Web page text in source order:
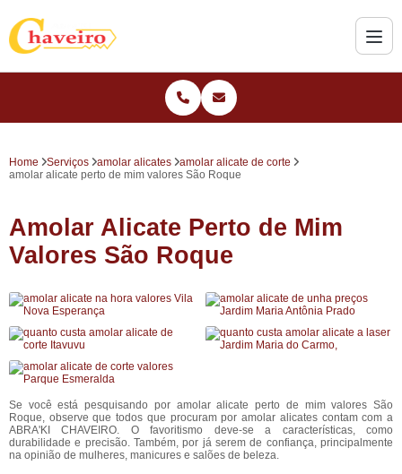
Home Serviços amolar alicates
amolar alicate de corte
amolar alicate perto de mim valores São Roque
Amolar Alicate Perto de Mim
Valores São Roque
Se você está pesquisando por amolar alicate perto de mim valores São
Roque, observe que todos que procuram por amolar alicates contam com a
ABRA'KI CHAVEIRO. O favoritismo deve-se a características, como
durabilidade e precisão. Também, por já serem de confiança, principalmente
na opinião de mulheres, manicures e salões de beleza.